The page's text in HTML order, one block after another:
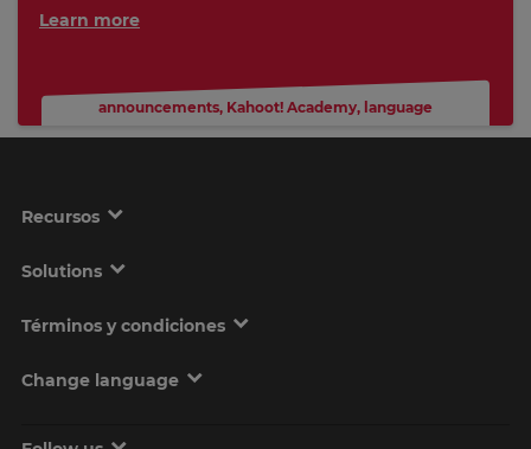
Learn more
announcements, Kahoot! Academy, language
Recursos
Solutions
Términos y condiciones
Change language